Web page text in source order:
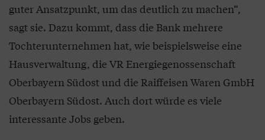
guter Ansatzpunkt, um das deutlich zu machen“,
sagt sie. Dazu kommt, dass die Bank mehrere
Tochterunternehmen hat, wie beispielsweise eine
Hausverwaltung, die VR Energiegenossenschaft
Oberbayern Südost und die Raiffeisen Waren GmbH
Oberbayern Südost. Auch dort würde es viele
interessante Jobs geben.